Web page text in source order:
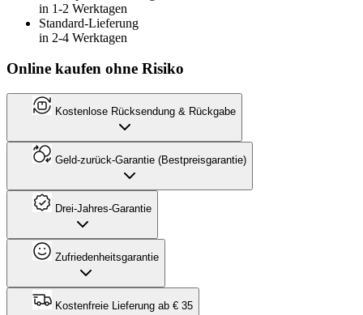
in 1-2 Werktagen
Standard-Lieferung
in 2-4 Werktagen
Online kaufen ohne Risiko
Kostenlose Rücksendung & Rückgabe
Geld-zurück-Garantie (Bestpreisgarantie)
Drei-Jahres-Garantie
Zufriedenheitsgarantie
Kostenfreie Lieferung ab € 35